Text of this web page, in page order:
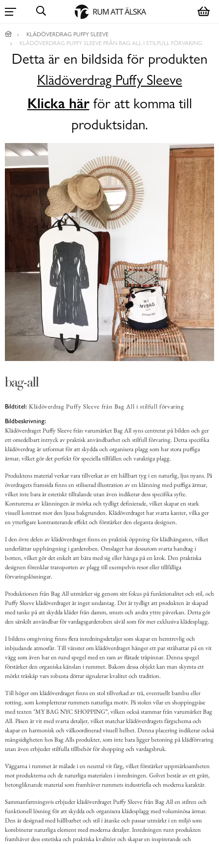
KLÄDÖVERDRAG PUFFY SLEEVE
KLÄDÖVERDRAG PUFFY SLEEVE FRÅN BAG ALL I STILFULL FÖRVARING
Detta är en bildsida för produkten
Klädöverdrag Puffy Sleeve
Klicka härför att komma till
produktsidan.
Bildtitel: Klädöverdrag Puffy Sleeve från Bag All i stilfull förvaring
Bildbeskrivning:
Klädöverdraget Puffy Sleeve från varumärket Bag All syns centrerat på bilden och ger
ett omedelbart intryck av praktisk användbarhet och stilfull förvaring. Detta specifika
klädöverdrag är utformat för att skydda och organisera plagg som har stora puffiga
ärmar, vilket gör det perfekt för speciella tillfällen och varaktiga plagg.
Produktens material verkar vara tillverkat av ett hållbart tyg i en naturlig, ljus nyans. På
överdragets framsida finns en stiliserad illustration av en klänning med puffiga ärmar,
vilket inte bara är estetiskt tilltalande utan även indikerar dess specifika syfte.
Konturerna av klänningen är mörka och tydligt definierade, vilket skapar en stark
visuell kontrast mot den ljusa bakgrunden. Klädöverdraget har svarta kanter, vilka ger
en ytterligare kontrasterande effekt och förstärker den eleganta designen.
I den övre delen av klädöverdraget finns en praktisk öppning för klädhängaren, vilket
underlättar upphängning i garderoben. Omslaget har dessutom svarta handtag i
botten, vilket gör det enkelt att bära med sig eller hänga på en krok. Den praktiska
designen förenklar transporten av plagg till exempelvis resor eller tillfälliga
förvaringslösningar.
Produktionen från Bag All utmärker sig genom sitt fokus på funktionalitet och stil, och
Puffy Sleeve klädöverdraget är inget undantag. Det är tydligt att produkten är skapad
med tanke på att skydda kläder från damm, smuts och andra yttre påverkan. Detta gör
den särskilt användbar för vardagsgarderoben såväl som för mer exklusiva klädesplagg.
I bildens omgivning finns flera inredningsdetaljer som skapar en hemtrevlig och
inbjudande atmosfär. Till vänster om klädöverdraget hänger ett par stråhattar på en vit
vägg som även har en rund spegel med en ram av flätade träpinnar. Denna spegel
förstärker den organiska känslan i rummet. Bakom dessa objekt kan man skymta ett
mörkt träskåp vars robusta dörrar signalerar kvalitet och tradition.
Till höger om klädöverdraget finns en stol tillverkad av trä, eventuellt bambu eller
rotting, som kompletterar rummets naturliga motiv. På stolen vilar en shoppingpåse
med texten "MY BAG NYC SHOPPING”, vilken också stammar från varumärket Bag
All. Påsen är vit med svarta detaljer, vilket matchar klädöverdragets färgschema och
skapar en harmonisk och välkoordinerad visuell helhet. Denna placering indikerar också
mångsidigheten hos Bag Alls produkter, som inte bara ligger betoning på klädförvaring
utan även erbjuder stilfulla tillbehör för shopping och vardagsbruk.
Väggarna i rummet är målade i en neutral vit färg, vilket förstärker uppmärksamheten
mot produkterna och de naturliga materialen i inredningen. Golvet består av ett grått,
betongliknande material som framhäver rummets industriella och moderna karaktär.
Sammanfattningsvis erbjuder klädöverdraget Puffy Sleeve från Bag All en stilren och
funktionell lösning för att skydda och organisera klädesplagg med voluminösa ärmar.
Den är designad med hållbarhet och stil i åtanke och passar utmärkt i en miljö som
kombinerar naturliga element med moderna detaljer. Inredningen runt produkten
framhäver dess estetiska och praktiska kvalitéer och skapar en inspirerande och